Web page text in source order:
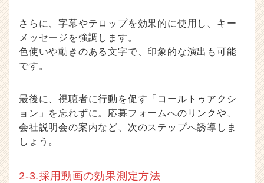
さらに、字幕やテロップを効果的に使用し、キー
メッセージを強調します。
色使いや動きのある文字で、印象的な演出も可能
です。
最後に、視聴者に行動を促す「コールトゥアクシ
ョン」を忘れずに。応募フォームへのリンクや、
会社説明会の案内など、次のステップへ誘導しま
しょう。
2-3.採用動画の効果測定方法